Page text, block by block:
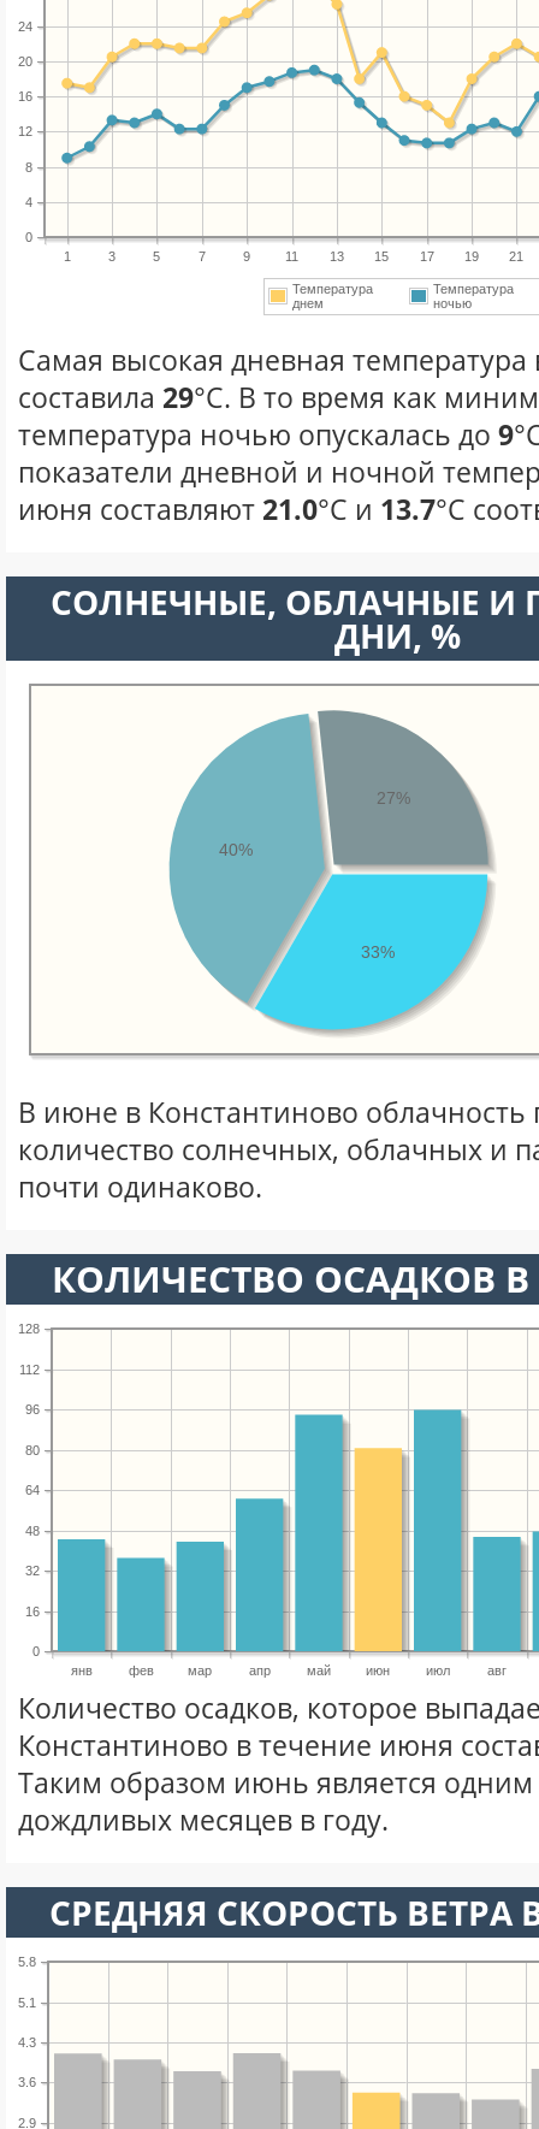
1 3 5 7 9 11 13 15 17 19 21
0
4
8
12
16
20
24
Температура
днем
Температура
ночью
Самая высокая дневная
составила 29°С. В то время как
температура ночью опускалась до 9
показатели дневной и ночной
июня составляют 21.0°С и 13.7°С
CОЛНЕЧНЫЕ, ОБЛАЧНЫЕ И
ДНИ, %
33%
40%
27%
В июне в Константиново
количество солнечных, облачных и
почти одинаково.
КОЛИЧЕСТВО ОСАДКОВ
янв фев мар апр май июн июл авг
0
16
32
48
64
80
96
112
128
Количество осадков, которое
Константиново в течение июня
Таким образом июнь является
дождливых месяцев в году.
СРЕДНЯЯ СКОРОСТЬ
2.9
3.6
4.3
5.1
5.8